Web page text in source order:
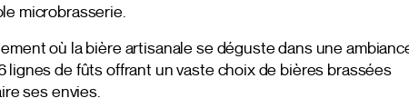
microbrasserie.
où la bière artisanale se déguste dans une
lignes de fûts offrant un vaste choix de bières brassées
ses envies.